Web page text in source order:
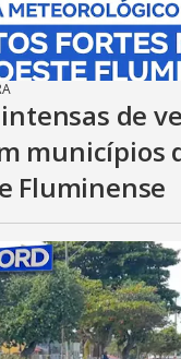
de
municípios
Fluminense